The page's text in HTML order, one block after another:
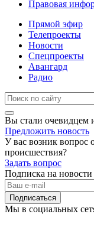
Правовая
Прямой эфир
Телепроекты
Новости
Спецпроекты
Авангард
Радио
Вы стали очевидцем
Предложить новость
У вас возник вопрос
происшествия?
Задать вопрос
Подписка на новости
Подписаться
Мы в социальных